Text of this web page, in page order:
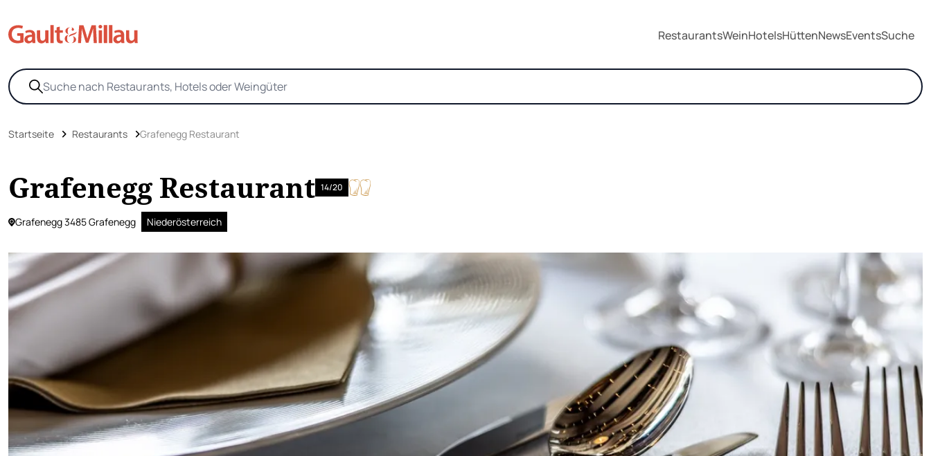
RestaurantsWeinHotelsHüttenNewsEventsSuche
Startseite Restaurants Grafenegg Restaurant
Grafenegg Restaurant 14/20
Grafenegg 3485 Grafenegg Niederösterreich